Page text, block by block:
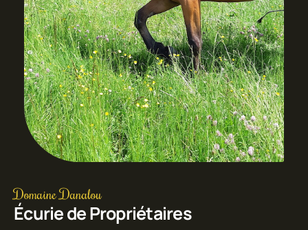
Domaine Danalou
Écurie de Propriétaires